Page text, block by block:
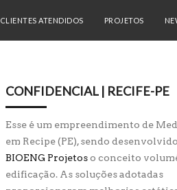
CLIENTES ATENDIDOS PROJETOS
PREV
CONFIDENCIAL | RECIFE-PE
Esse é um empreendimento de
em Recipe (PE), sendo
BIOENG Projetoso conceito
edificação. As soluções adotadas